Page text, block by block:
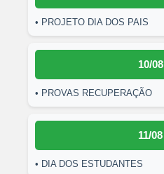
• PROJETO DIA DOS PAIS
10/08
• PROVAS RECUPERAÇÃO
11/08
• DIA DOS ESTUDANTES